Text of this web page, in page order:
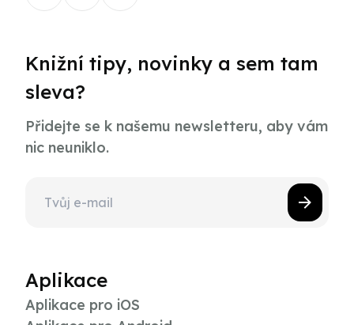
Knižní tipy, novinky a sem tam
sleva?
Přidejte se k našemu newsletteru, aby vám
nic neuniklo.
Aplikace
Aplikace pro iOS